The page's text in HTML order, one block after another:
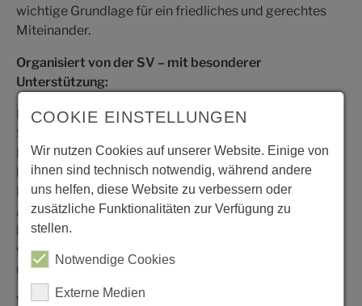
wichtige Grundlage für ein friedliches und gerechtes
Miteinander.
Organisiert von der SV – mit besonderer
Unterstützung:
Die Wunschbaumaktion wurde von der
Schülervertretung (SV) unter der Leitung von SV-
Lehrerin Julia Sonnenwald organisiert. Ganz besonders
hervorzuheben ist dabei das außerschulische
Engagement der SV-Lehrer Carsten Quade und
Alexandra Pastewka, die die SV tatkräftig unterstützt
haben. Ohne ihre Hilfe und ihren unermüdlichen Einsatz
wäre die Wunschbaumaktion in diesem Umfang nicht
möglich gewesen.
Von Lego bis Kuscheltier:
COOKIE EINSTELLUNGEN
Wir nutzen Cookies auf unserer Website. Einige von
ihnen sind technisch notwendig, während andere
uns helfen, diese Website zu verbessern oder
zusätzliche Funktionalitäten zur Verfügung zu
stellen.
Notwendige Cookies
Externe Medien